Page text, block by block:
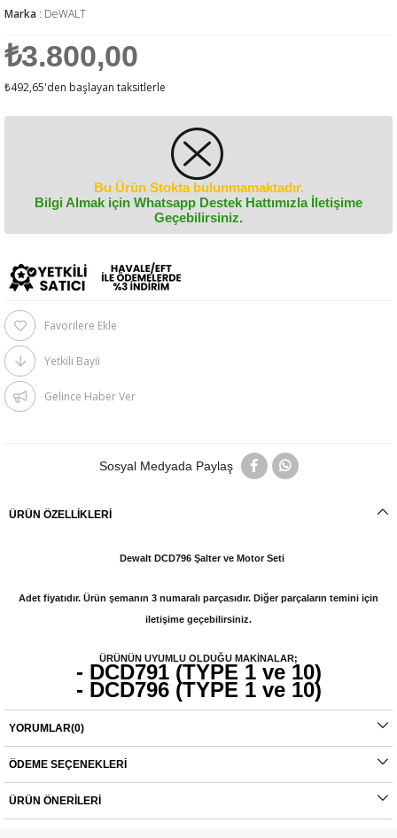
Marka : DeWALT
₺3.800,00
₺492,65'den başlayan taksitlerle
Bu Ürün Stokta bulunmamaktadır.
Bilgi Almak için Whatsapp Destek Hattımızla İletişime
Geçebilirsiniz.
Favorilere Ekle
Yetkili Bayii
Gelince Haber Ver
Sosyal Medyada Paylaş
ÜRÜN ÖZELLIKLERI
Dewalt DCD796 Şalter ve Motor Seti
Adet fiyatıdır. Ürün şemanın 3 numaralı parçasıdır. Diğer parçaların temini için
iletişime geçebilirsiniz.
ÜRÜNÜN UYUMLU OLDUĞU MAKİNALAR;
- DCD791 (TYPE 1 ve 10)
- DCD796(TYPE 1 ve 10)
Orijinal yedek parçalarda garanti durumu; yetkili servislerin haricinde yapılan
montajlarda ürünlerin iade veya değişim süreçleri bulunmamaktadır. Yedek
parçalar tamamı orijinal olup, fabrikadan çıkmadan kontrol edilmektedir. Yetkili
servis haricinde yapılan montajlardan kaynaklı sorunlar tamamen müşteriye aittir.
Ürünlerin değişim süreçlerindeki kargo bedelleri müşteriye aittir.
YORUMLAR(0)
ÖDEME SEÇENEKLERI
ÜRÜN ÖNERILERI